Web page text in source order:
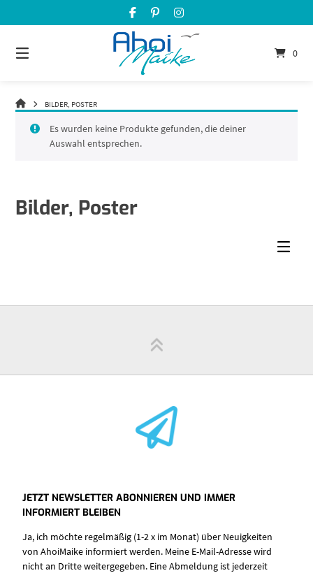
0
BILDER, POSTER
Bilder, Poster
Es wurden keine Produkte gefunden, die deiner
Auswahl entsprechen.
JETZT NEWSLETTER ABONNIEREN UND IMMER
INFORMIERT BLEIBEN
Ja, ich möchte regelmäßig (1-2 x im Monat) über Neuigkeiten
von AhoiMaike informiert werden. Meine E-Mail-Adresse wird
nicht an Dritte weitergegeben. Eine Abmeldung ist jederzeit